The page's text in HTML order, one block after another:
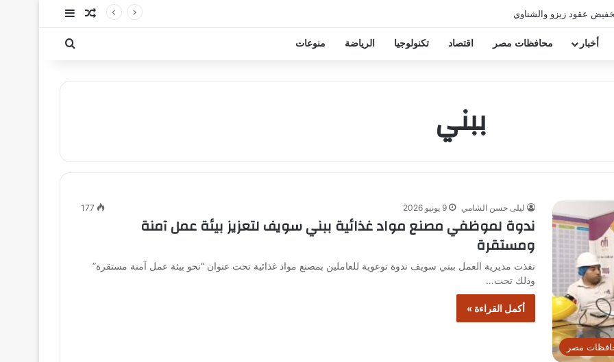
عقود زيزو والشناوي مقال عشوائي
إضافة عمود
أخبار محافظات مصر اقتصاد تكنولوجيا الرياضة منوعات بحث عن
ببني
مصر
ليلى حسن الشامي 9 يونيو 2026 177
ندوة لموظفي مصنع مواد غذائية ببني سويف لتعزيز بيئة عمل آمنة
ومستقرة
نفذت مديرية العمل ببني سويف ندوة توعوية للعاملين بمصنع مواد غذائية تحت عنوان “نحو بيئة عمل آمنة مستقرة”
وذلك تحت…
أكمل القراءة »